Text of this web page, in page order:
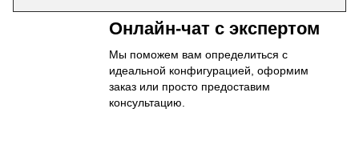
Онлайн-чат с экспертом
Мы поможем вам определиться с
идеальной конфигурацией, оформим
заказ или просто предоставим
консультацию.